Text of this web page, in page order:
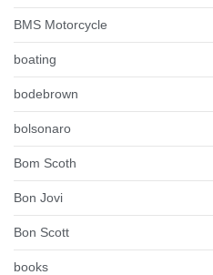
BMS Motorcycle
boating
bodebrown
bolsonaro
Bom Scoth
Bon Jovi
Bon Scott
books